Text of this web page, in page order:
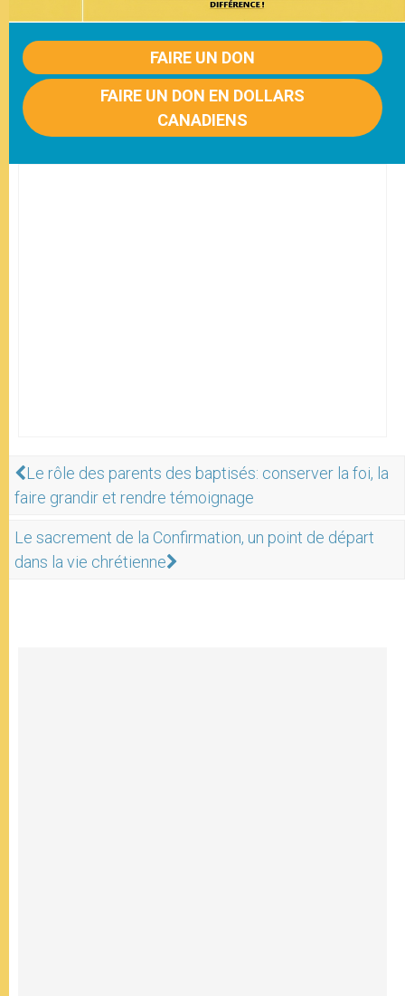
FAIRE UN DON
FAIRE UN DON EN DOLLARS
CANADIENS
Le rôle des parents des baptisés: conserver la foi, la
faire grandir et rendre témoignage
Le sacrement de la Confirmation, un point de départ
dans la vie chrétienne